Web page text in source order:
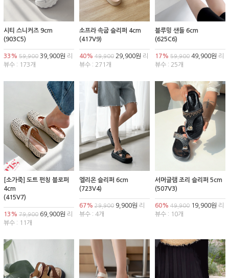
시티 스니커즈 9cm
(903C5)
33% 59,900 39,900원 리
뷰수 : 173개
소프라 속굽 슬리퍼 4cm
(417V9)
40% 49,90029,900원 리
뷰수 : 271개
블루밍 샌들 6cm
(625C6)
17% 59,90049,900원 리
뷰수 : 25개
[소가죽] 도트 펀칭 블로퍼
4cm
(415V7)
13% 79,900 69,900원 리
뷰수 : 11개
엘리온 슬리퍼 6cm
(723V4)
67% 29,9009,900원 리
뷰수 : 4개
서머글램 조리 슬리퍼 5cm
(507V3)
60% 49,90019,900원 리
뷰수 : 10개